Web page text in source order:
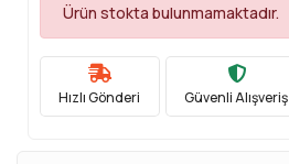
Ürün stokta bulunmamaktadır.
Hızlı Gönderi Güvenli Alışveriş